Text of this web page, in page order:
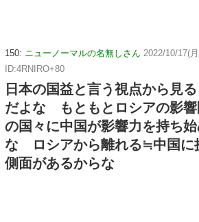
150: ニューノーマルの名無しさん 2022/10/17(
ID:4RNIRO+80
日本の国益と言う視点から見
だよな もともとロシアの影響
の国々に中国が影響力を持ち
な ロシアから離れる≒中国に
側面があるからな